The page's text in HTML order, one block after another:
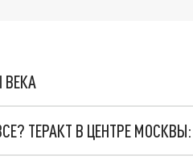
ВЕКА
ТЕРАКТ В ЦЕНТРЕ